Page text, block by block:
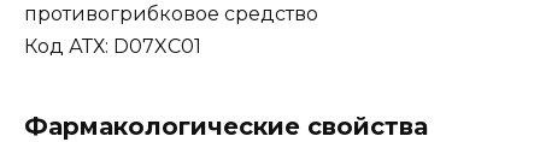
противогрибковое средство
Код АТХ: D07XC01
Фармакологические свойства